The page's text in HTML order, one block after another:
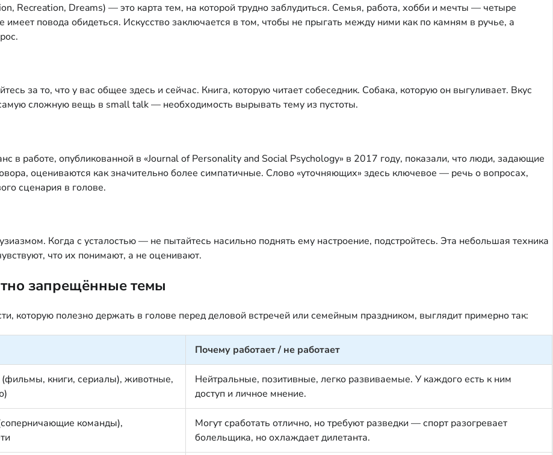
Recreation, Dreams) — это карта тем, на которой трудно заблудиться. Семья, работа, хобби и мечты — четыре
имеет повода обидеться. Искусство заключается в том, чтобы не прыгать между ними как по камням в ручье, а
за то, что у вас общее здесь и сейчас. Книга, которую читает собеседник. Собака, которую он выгуливает. Вкус
сложную вещь в small talk — необходимость вырывать тему из пустоты.
в работе, опубликованной в «Journal of Personality and Social Psychology» в 2017 году, показали, что люди, задающие
оцениваются как значительно более симпатичные. Слово «уточняющих» здесь ключевое — речь о вопросах,
сценария в голове.
Когда с усталостью — не пытайтесь насильно поднять ему настроение, подстройтесь. Эта небольшая техника
что их понимают, а не оценивают.
запрещённые темы
которую полезно держать в голове перед деловой встречей или семейным праздником, выглядит примерно так:
Почему работает / не работает
(фильмы, книги, сериалы), животные,
Нейтральные, позитивные, легко развиваемые. У каждого есть к ним
доступ и личное мнение.
команды),
Могут сработать отлично, но требуют разведки — спорт разогревает
болельщика, но охлаждает дилетанта.